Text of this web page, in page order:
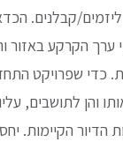
קבלנים.
ערך הקרקע באזור
כדי שפרויקט
והן לתושבים,
הדיור הקיימות.